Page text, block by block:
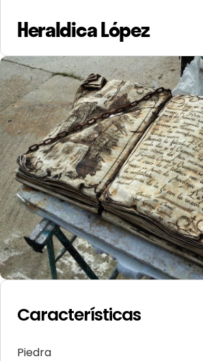
Heraldica López
Características
Piedra